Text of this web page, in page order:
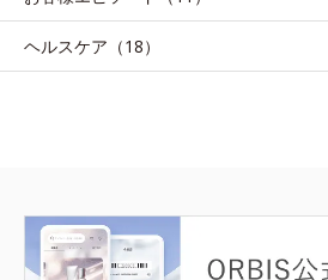
ヘルスケア（18）